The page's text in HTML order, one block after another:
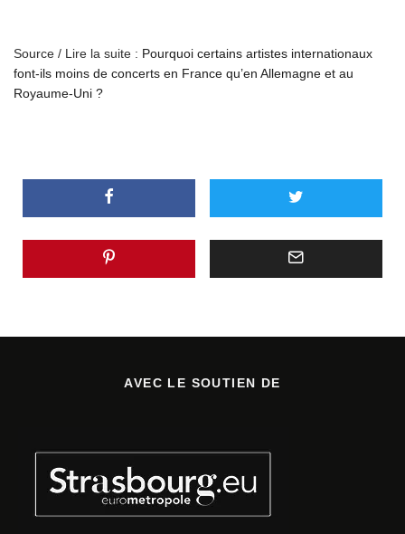
Source / Lire la suite : Pourquoi certains artistes internationaux
font-ils moins de concerts en France qu’en Allemagne et au
Royaume-Uni ?
AVEC LE SOUTIEN DE